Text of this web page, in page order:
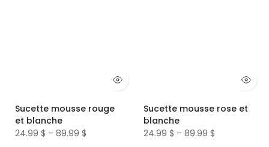
Sucette mousse rouge
et blanche
24.99 $ – 89.99 $
Sucette mousse rose et
blanche
24.99 $ – 89.99 $